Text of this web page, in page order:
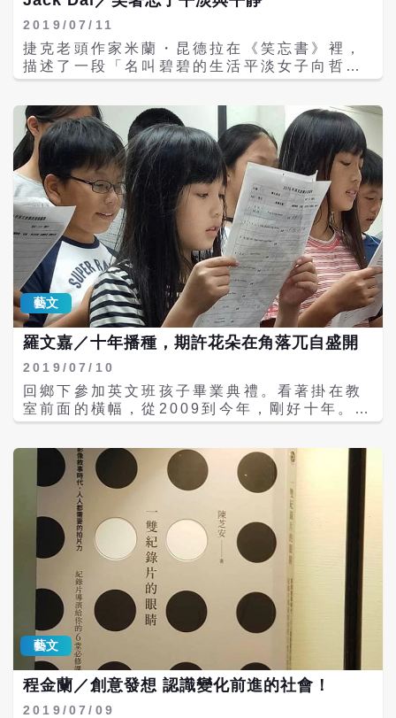
屬的細節問題。其實他可以不打這個電話給我
的，他打這個電話顯示他其實是一個會關心下
屬的人。 互相關懷是非常重要的，讓我們從身
邊的人開始吧。如果你的同事生病，哪怕是小
病，也要表示關懷。如果你發現你的學生忽然
應該關心他，盡量地幫助他。 如果我們互相關
懷，我們的社會會變得更加溫暖。我們一定要
使感到孤獨無助的人減少到最低的程度。 ※本
文轉載李家同教授臉書※
乎從來沒聽說過台灣人在美國跳船。十幾年前
害怕警察來訪，最近聽說這種人也少了。\r\n
只要世界上有窮人，這個世界就絕對不可能安
使得種族主義復活，很多政客利用這種問題堅
決反對移民。在東歐，很多政客公開宣稱要保
衛他們的基督教文化和傳統，因此不願意讓其
他宗教的人進入。如果沒有難民問題，這種高
唱種族主義的政客大概也不會崛起。\r\n我們
知識份子應該關心全世界的問題，西方知識份
子認為基本人權是要能夠擁有言論自由，好的
國家一定要自由民主。他們常常忘了，人的基
本人權是要能夠活下去，而且要能夠活得有尊
嚴，貧窮的人根本沒有人類應有的基本人權。
\r\n我曾經寫過一本書——《人類面臨的重大
問題》，由五南出版社出版。貧困問題絕對是
重大的問題，我很誠懇地希望各個大學應該討
論這一個問題，也希望教授們知道，如何解決
人類的貧困問題不是簡單的事，因為有很多不
同的因素都會造成這個問題。\r\n \r\n作者為
清華大學榮譽教授\r\n●更多文章見作者臉書，
經授權刊載。\r\n●專欄文章，不代表i-Media
愛傳媒立場。
學裡教書時，說說做人的道理。我認為一個人
必須具備中軸，中軸就像是文章的核心概念，
如果連這點概念都沒有，文章就不可能寫好。
每次說完都覺得自己腐儒，什麼年代了，網美
挖鼻孔都比妳有料。\r\n所以父子騎驢也沒給
暖風，夏條綠密。曾經有朋友建議，如果覺得
自己很黑暗，就去公園狂曬中午的太陽，午時
日照有奇異的能量，據說能夠殺菌除魔。紫外
線殺菌是常識，然而除魔這件事，不妨順便試
試。\r\n \r\n作者為大學講師、作家、廣播主
持人，曾創下連兩年獲林榮三文學獎雙首獎記
錄\r\n●更多文章見作者臉書，經授權刊載。
\r\n●本文為作者專欄文章，不代表i-Media
愛傳媒立場。
2019/07/11
捷克老頭作家米蘭・昆德拉在《笑忘書》裡，
描述了一段「名叫碧碧的生活平淡女子向哲學
老教授訴說自己想要寫下自己故事的渴望」的
我們拿它來審視生活中的一切時。\r\n「沒
錯！你說的一點而都沒錯！我也不想寫小說！
我剛才說得不太清楚。我想做的，其實就像你
說的那樣，寫我自己，分析我的生活，而且我
也不想掩飾我生活平淡無奇的事實，我什麼特
別的事也沒經歷過。」\r\n哲學教授班卡納微
笑說道：「這有什麼關係！我也一樣，從外表
看起來，我也沒經歷過什麼特別的事。」
\r\n「對呀！」碧碧大叫，「說得太有道理
了！從『外表』看起來，我什麼也沒經歷過。
從外表看起來是這樣的！不過我覺得我的『內
在』的經驗很值得寫下來，大家都會有興趣讀
的。」——《笑忘書》\r\n這短短的對話裡，
帶出了幾件事：\r\n1. 多數人的生活是如此平
淡無奇。\r\n2. 可是，偏偏人們都有訴說自
己、被人理解的渴望。\r\n3. 然而，人們能訴
說的往往只有平淡無奇。\r\n4. 但是，我們又
暗自期待自己的平淡無奇其實曖曖內含光，只
成、被理解不成，平淡無奇成為無聲的反證。
\r\n衍伸的課題是「書寫」。\r\n1. 平淡是基
於比較的感受，正如古時鄉下人眼中城裡人的
繽紛奪目。\r\n2. 而書寫可區分目的：紀錄、
抒情與創造。\r\n3. 如果平淡，透過紀錄而發
光是一種創造；透過抒情而發光也是創造；透
過創造而發光，就是100%的創造。\r\n4.
故，基於擺脫平淡的創造渴求的書寫，可以有
各種工具：筆、手和腳。\r\n5. 你可以書寫，
你可以做點什麼，你更可以走到你不曾去過的
地方。\r\n6. 這樣的人生書寫，才能讓你不再
平淡或徒留遺憾。\r\n7. 然而，平淡符合人的
心理機制的平衡，不平淡有報償，但更有成本
與風險：痛苦的成本與無法甘於平淡的風險。
\r\n8. 這都只是一種人生選擇罷了。\r\n總結
藝文
羅文嘉／十年播種，期許花朵在角落兀自盛開
2019/07/10
回鄉下參加英文班孩子畢業典禮。看著掛在教
室前面的橫幅，從2009到今年，剛好十年。
\r\n換句話說，當年第一批參加英文班的孩
稚嫩的成果演出，聽著他們對老師講出感謝的
話，一位小男孩，在台上淚眼潸潸。\r\n結束
前，一個媽媽走到我旁邊，靦腆的從袋子拿出
幾個粽子：「這是我做的粽子，要謝謝你，讓
我的女兒可以有機會來上課。我的先生四年前
過世，有一天女兒跟我說：『她想念爸爸，還
有爸爸做的粽子。』於是，我開始做粽子，後
來就在市場外的路邊，開始賣粽子，我沒有錢
給女兒補習或學英文，但是，因為你，她可以
每個禮拜來上課。」\r\n我握住她的手，還有
仍熱烘烘的粽子說：「謝謝你。」\r\n7月7日
有19個孩子，完成兩年的英文入門與閱讀課，
我也一一給他們頒發結業證書。在鄉村，孩子
們來上課的難度，要比都市孩子挑戰更多，很
高興他們克服困難，走完這段路。\r\n十年播
藝文
程金蘭／創意發想 認識變化前進的社會！
2019/07/09